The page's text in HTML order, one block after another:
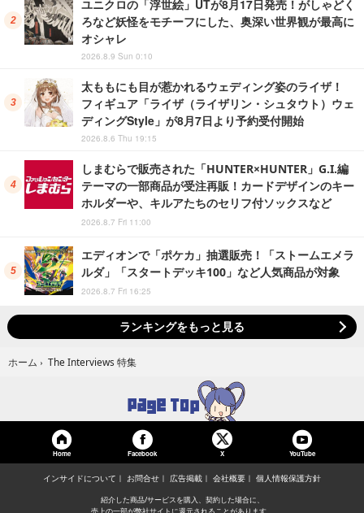
ユニクロの「浮世絵」UTが8月17日発売！がしゃどく
ろなど妖怪をモチーフにした、奥深い世界観が最高に
オシャレ
2026.8.9 Sun 0:10
太ももにも目が惹かれるウェディング姿のライザ！
フィギュア「ライザ（ライザリン・シュタウト）ウェ
ディングStyle」が8月7日より予約受付開始
2026.8.6 Thu 19:15
しまむらで販売された「HUNTER×HUNTER」G.I.編
テーマの一部商品が受注再販！カードデザインのキー
ホルダーや、キルアたちのセリフ付ソックスなど
2026.8.7 Fri 11:00
エディオンで「ポケカ」抽選販売！「ストームエメラ
ルダ」「スタートデッキ100」など人気商品が対象
2026.8.7 Fri 16:25
ランキングをもっと見る
ホーム › The Interviews 特集
Home Facebook X YouTube
インサイドについて お問合せ 広告掲載 会社概要 個人情報保護方針
紹介した商品/サービスを購入、契約した場合に、